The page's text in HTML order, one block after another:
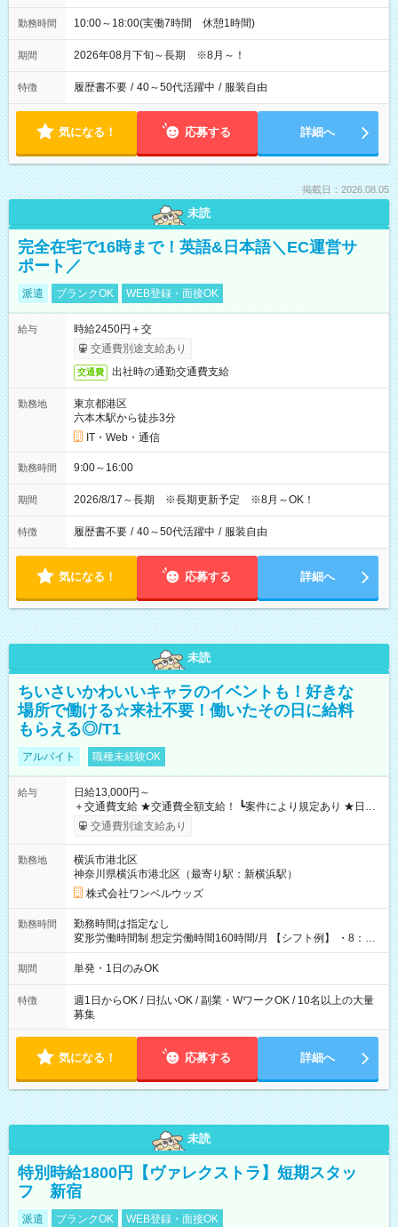
勤務時間 10:00～18:00(実働7時間 休憩1時間)
期間 2026年08月下旬～長期 ※8月～！
特徴 履歴書不要 / 40～50代活躍中 / 服装自由
気になる！ 応募する 詳細へ
掲載日：2026.08.05
未読
完全在宅で16時まで！英語&日本語＼EC運営サ
ポート／
派遣 ブランクOK WEB登録・面接OK
給与
時給2450円＋交
交通費別途支給あり
交通費 出社時の通勤交通費支給
勤務地
東京都港区
六本木駅から徒歩3分
IT・Web・通信
勤務時間 9:00～16:00
期間 2026/8/17～長期 ※長期更新予定 ※8月～OK！
特徴 履歴書不要 / 40～50代活躍中 / 服装自由
気になる！ 応募する 詳細へ
未読
ちいさいかわいいキャラのイベントも！好きな
場所で働ける☆来社不要！働いたその日に給料
もらえる◎/T1
アルバイト 職種未経験OK
給与
日給13,000円～
＋交通費支給 ★交通費全額支給！ ┗案件により規定あり ★日払
いOK！（規定あり） ┗働いたその日に現金GET♪ お仕事後はコ
ンビニATMから 日払い分を引き落とせます！ 【試用期間】試
交通費別途支給あり
勤務地
横浜市港北区
神奈川県横浜市港北区（最寄り駅：新横浜駅）
株式会社ワンベルウッズ
勤務時間
勤務時間は指定なし
変形労働時間制 想定労働時間160時間/月 【シフト例】 ・8：00
～21：00
期間 単発・1日のみOK
特徴
週1日からOK / 日払いOK / 副業・WワークOK / 10名以上の大量
募集
気になる！ 応募する 詳細へ
未読
特別時給1800円【ヴァレクストラ】短期スタッ
フ 新宿
派遣 ブランクOK WEB登録・面接OK